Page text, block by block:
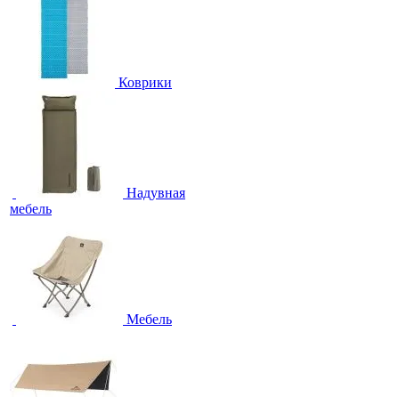
Коврики
Надувная
мебель
Мебель